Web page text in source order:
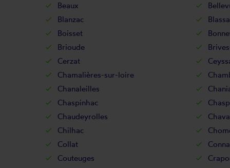
Beaux
Blanzac
Boisset
Brioude
Cerzat
Chamalières-sur-loire
Chanaleilles
Chaspinhac
Chaudeyrolles
Chilhac
Collat
Couteuges